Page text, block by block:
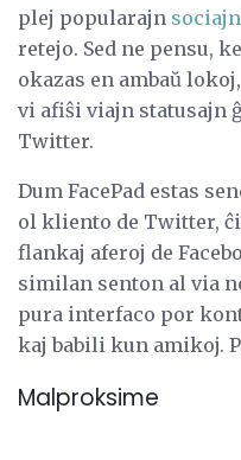
plej popularajn
retejo. Sed ne pensu,
okazas en ambaŭ
vi afiŝi viajn statusajn
Twitter.
Dum FacePad estas
ol kliento de Twitter, ĉi
flankaj aferoj de
similan senton al via
pura interfaco por
kaj babili kun amikoj.
Malproksime